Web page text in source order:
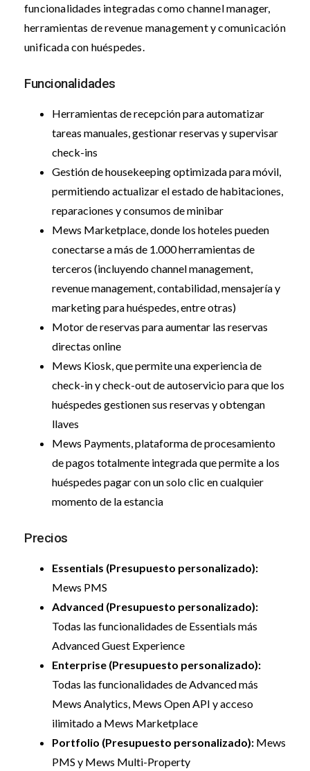
funcionalidades integradas como channel manager,
herramientas de revenue management y comunicación
unificada con huéspedes.
Funcionalidades
Herramientas de recepción para automatizar
tareas manuales, gestionar reservas y supervisar
check-ins
Gestión de housekeeping optimizada para móvil,
permitiendo actualizar el estado de habitaciones,
reparaciones y consumos de minibar
Mews Marketplace, donde los hoteles pueden
conectarse a más de 1.000 herramientas de
terceros (incluyendo channel management,
revenue management, contabilidad, mensajería y
marketing para huéspedes, entre otras)
Motor de reservas para aumentar las reservas
directas online
Mews Kiosk, que permite una experiencia de
check-in y check-out de autoservicio para que los
huéspedes gestionen sus reservas y obtengan
llaves
Mews Payments, plataforma de procesamiento
de pagos totalmente integrada que permite a los
huéspedes pagar con un solo clic en cualquier
momento de la estancia
Precios
Essentials (Presupuesto personalizado):
Mews PMS
Advanced (Presupuesto personalizado):
Todas las funcionalidades de Essentials más
Advanced Guest Experience
Enterprise (Presupuesto personalizado):
Todas las funcionalidades de Advanced más
Mews Analytics, Mews Open API y acceso
ilimitado a Mews Marketplace
Portfolio (Presupuesto personalizado): Mews
PMS y Mews Multi-Property